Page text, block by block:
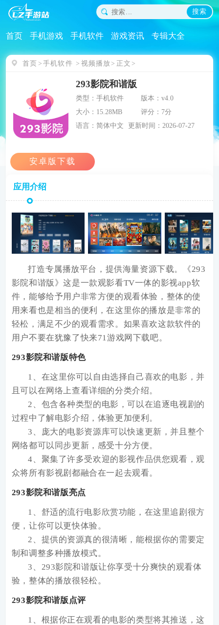
搜索
首页 手机游戏 手机软件 游戏资讯 专辑大全
首页 手机软件 视频播放 正文
293影院和谐版
类型：手机软件
版本：v4.0
大小：15.28MB
评分：7分
语言：简体中文
更新时间：2026-07-27
应用介绍
打造专属播放平台，提供海量资源下载。《293
影院和谐版 》这是一款观影看TV一体的影视app软
件，能够给予用户非常方便的观看体验，整体的使
用来看也是相当的便利，在这里你的播放是非常的
轻松，满足不少的观看需求。如果喜欢这款软件的
用户不要在犹豫了快来71游戏网下载吧。
293影院和谐版特色
1、在这里你可以自由选择自己喜欢的电影，并
且可以在网络上查看详细的分类介绍。
2、包含各种类型的电影，可以在追逐电视剧的
过程中了解电影介绍，体验更加便利。
3、庞大的电影资源库可以快速更新，并且整个
网络都可以同步更新，感受十分方便。
4、聚集了许多受欢迎的影视作品供您观看，观
众将所有影视剧都融合在一起去观看。
293影院和谐版亮点
1、舒适的流行电影欣赏功能，在这里追剧很方
便，让你可以更快体验。
2、提供的资源真的很清晰，能根据你的需要定
制和调整多种播放模式。
3、293影院和谐版让你享受十分爽快的观看体
验，整体的播放很轻松。
293影院和谐版点评
1、根据你正在观看的电影的类型将其推送，这